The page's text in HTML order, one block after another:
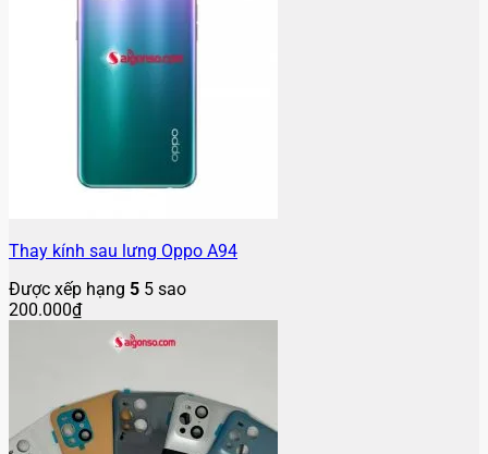
Thay kính sau lưng Oppo A94
Được xếp hạng 5 5 sao
200.000₫